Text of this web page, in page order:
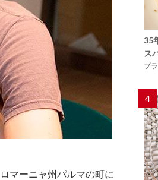
マーニャ州パルマの町に
35
ス
プ
4